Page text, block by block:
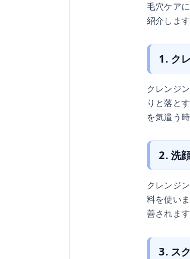
毛穴ケア
紹介します
1. ク
クレンジ
りと落と
を気遣う
2. 洗
クレンジ
料を使い
善されます
3. ス